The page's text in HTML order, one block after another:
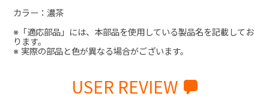
カラー：濃茶
※「適応部品」には、本部品を使用している製品名を記載してお
ります。
※ 実際の部品と色が異なる場合がございます。
USER REVIEW